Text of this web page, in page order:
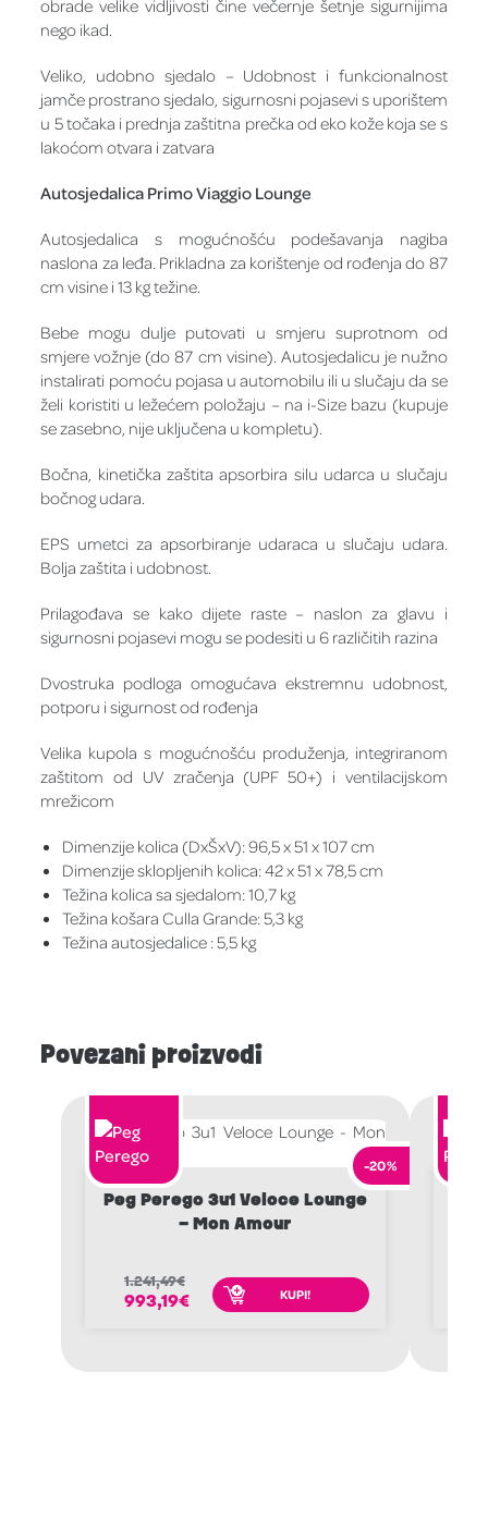
obrade velike vidljivosti čine večernje šetnje sigurnijima
nego ikad.
Veliko, udobno sjedalo – Udobnost i funkcionalnost
jamče prostrano sjedalo, sigurnosni pojasevi s uporištem
u 5 točaka i prednja zaštitna prečka od eko kože koja se s
lakoćom otvara i zatvara
Autosjedalica Primo Viaggio Lounge
Autosjedalica s mogućnošću podešavanja nagiba
naslona za leđa. Prikladna za korištenje od rođenja do 87
cm visine i 13 kg težine.
Bebe mogu dulje putovati u smjeru suprotnom od
smjere vožnje (do 87 cm visine). Autosjedalicu je nužno
instalirati pomoću pojasa u automobilu ili u slučaju da se
želi koristiti u ležećem položaju – na i-Size bazu (kupuje
se zasebno, nije uključena u kompletu).
Bočna, kinetička zaštita apsorbira silu udarca u slučaju
bočnog udara.
EPS umetci za apsorbiranje udaraca u slučaju udara.
Bolja zaštita i udobnost.
Prilagođava se kako dijete raste – naslon za glavu i
sigurnosni pojasevi mogu se podesiti u 6 različitih razina
Dvostruka podloga omogućava ekstremnu udobnost,
potporu i sigurnost od rođenja
Velika kupola s mogućnošću produženja, integriranom
zaštitom od UV zračenja (UPF 50+) i ventilacijskom
mrežicom
Dimenzije kolica (DxŠxV): 96,5 x 51 x 107 cm
Dimenzije sklopljenih kolica: 42 x 51 x 78,5 cm
Težina kolica sa sjedalom: 10,7 kg
Težina košara Culla Grande: 5,3 kg
Težina autosjedalice : 5,5 kg
Povezani proizvodi
-20%
Peg Perego 3u1 Veloce Lounge
– Mon Amour
1.241,49€
993,19€ KUPI!